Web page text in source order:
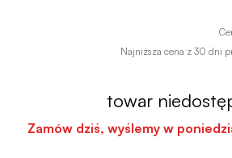
Najniższa cena z 30 dni
towar
Zamów dziś, wyślemy w